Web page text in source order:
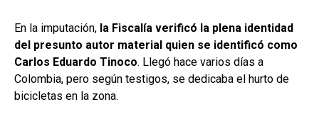
En la imputación, la Fiscalía verificó la plena identidad
del presunto autor material quien se identificó como
Carlos Eduardo Tinoco. Llegó hace varios días a
Colombia, pero según testigos, se dedicaba el hurto de
bicicletas en la zona.